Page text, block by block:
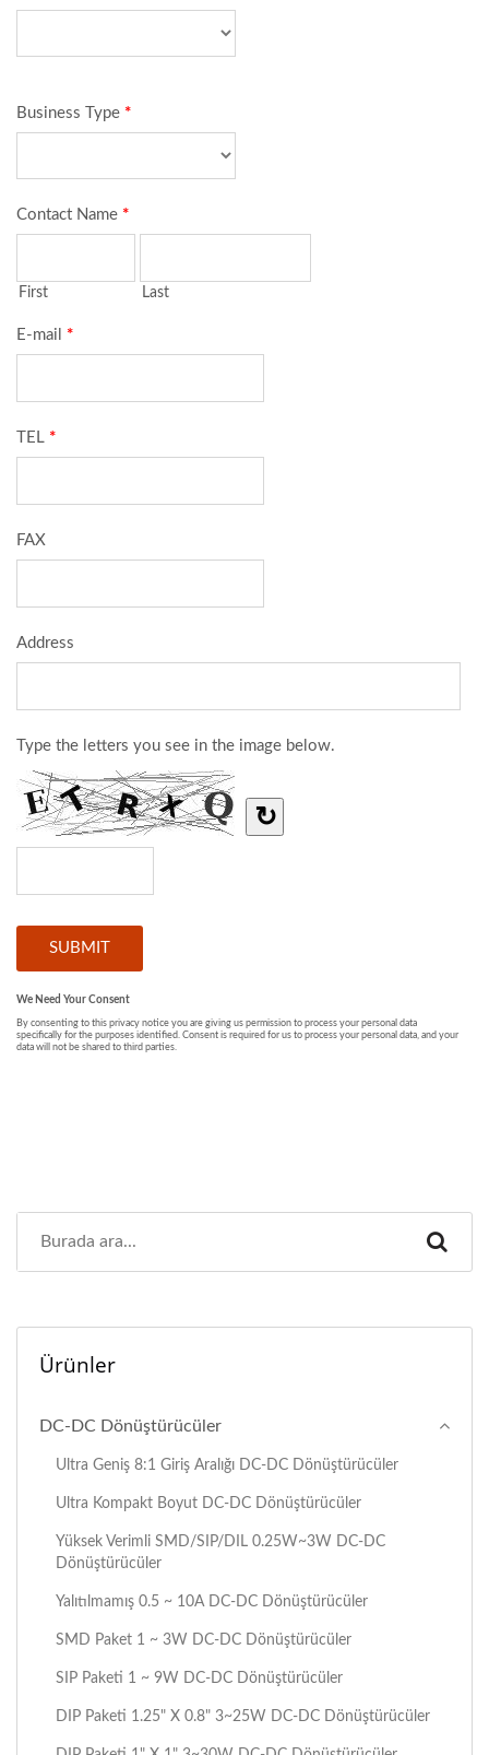
Ürünler
DC-DC Dönüştürücüler
Ultra Geniş 8:1 Giriş Aralığı DC-DC Dönüştürücüler
Ultra Kompakt Boyut DC-DC Dönüştürücüler
Yüksek Verimli SMD/SIP/DIL 0.25W~3W DC-DC
Dönüştürücüler
Yalıtılmamış 0.5 ~ 10A DC-DC Dönüştürücüler
SMD Paket 1 ~ 3W DC-DC Dönüştürücüler
SIP Paketi 1 ~ 9W DC-DC Dönüştürücüler
DIP Paketi 1.25" X 0.8" 3~25W DC-DC Dönüştürücüler